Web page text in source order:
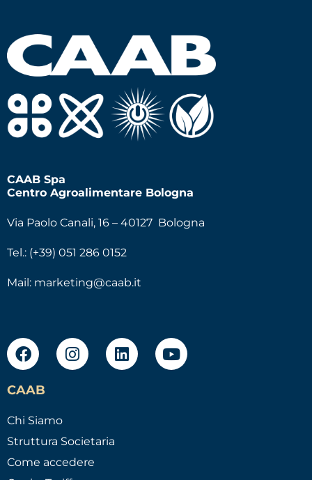
CAAB Spa
Centro Agroalimentare Bologna
Via Paolo Canali, 16 – 40127 Bologna
Tel.: (+39) 051 286 0152
Mail: marketing@caab.it
CAAB
Chi Siamo
Struttura Societaria
Come accedere